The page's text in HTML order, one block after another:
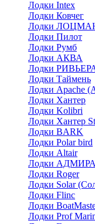
Лодки Intex
Лодки Ковчег
Лодки
Лодки Пилот
Лодки Румб
Лодки АКВА
Лодки
Лодки Таймень
Лодки Apache
Лодки Хантер
Лодки Kolibri
Лодки Хантер
Лодки BARK
Лодки Polar bird
Лодки Altair
Лодки
Лодки Roger
Лодки Solar
Лодки Flinc
Лодки
Лодки Prof